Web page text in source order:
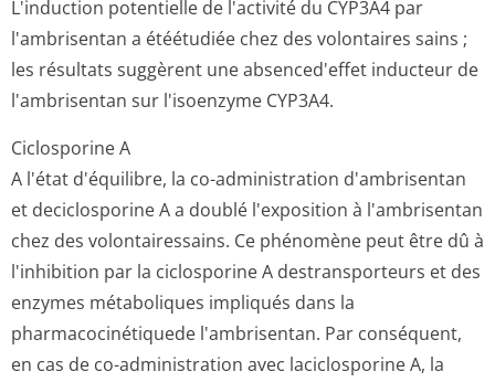
L'induction potentielle de l'activité du CYP3A4 par
l'ambrisentan a étéétudiée chez des volontaires sains ;
les résultats suggèrent une absenced'effet inducteur de
l'ambrisentan sur l'isoenzyme CYP3A4.
Ciclosporine A
A l'état d'équilibre, la co-administration d'ambrisentan
et deciclosporine A a doublé l'exposition à l'ambrisentan
chez des volontairessains. Ce phénomène peut être dû à
l'inhibition par la ciclosporine A destransporteurs et des
enzymes métaboliques impliqués dans la
pharmacocinétiquede l'ambrisentan. Par conséquent,
en cas de co-administration avec laciclosporine A, la